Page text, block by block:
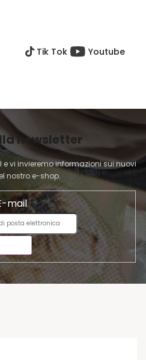
'
e
l
e
n
c
o
Tik Tok Youtube
newsletter
vi invieremo informazioni sui nuovi
nostro e-shop.
mail